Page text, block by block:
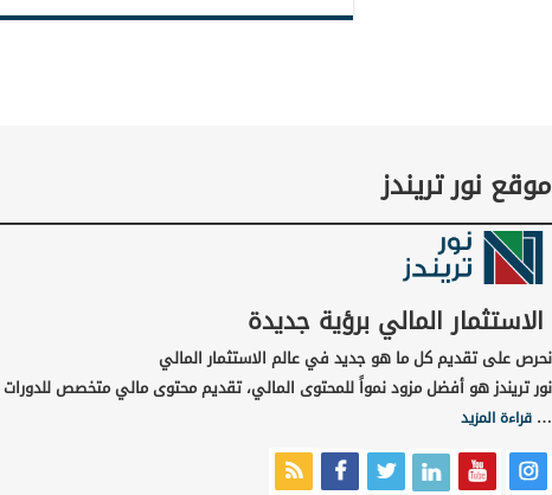
موقع نور تريندز
الاستثمار المالي برؤية جديدة
نحرص على تقديم كل ما هو جديد في عالم الاستثمار المالي
نور تريندز هو أفضل مزود نمواً للمحتوى المالي، تقديم محتوى مالي متخصص
… قراءة المزيد